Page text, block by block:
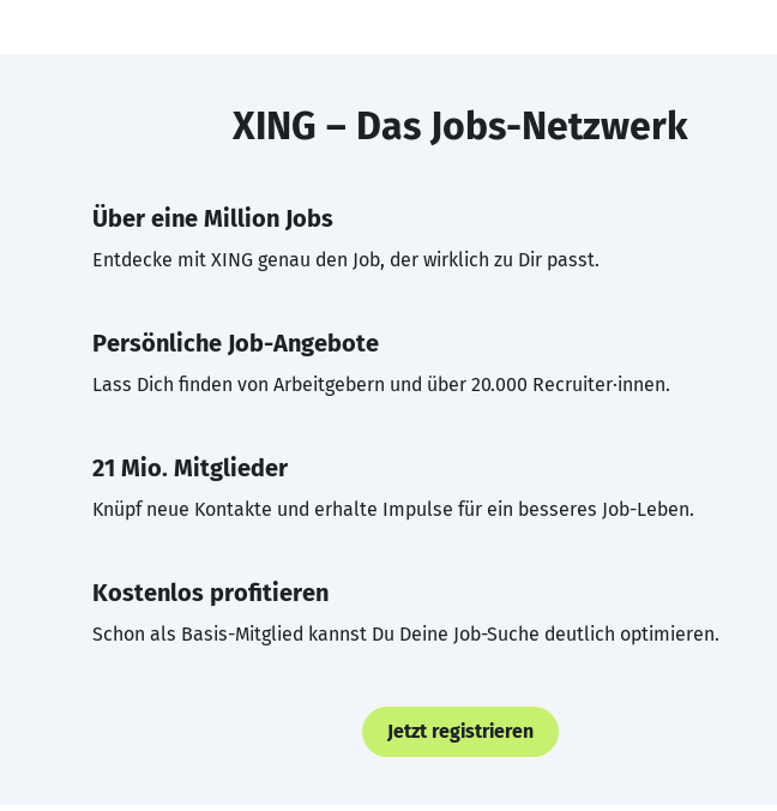
XING – Das Jobs-Netzwerk
Über eine Million Jobs
Entdecke mit XING genau den Job, der wirklich zu Dir passt.
Persönliche Job-Angebote
Lass Dich finden von Arbeitgebern und über 20.000 Recruiter·innen.
21 Mio. Mitglieder
Knüpf neue Kontakte und erhalte Impulse für ein besseres Job-Leben.
Kostenlos profitieren
Schon als Basis-Mitglied kannst Du Deine Job-Suche deutlich optimieren.
Jetzt registrieren